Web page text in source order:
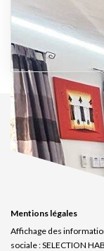
Mentions légales
Affichage des
sociale : SELECTION